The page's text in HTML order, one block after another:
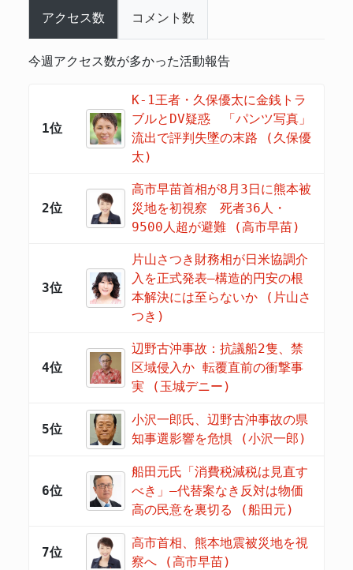
アクセス数 コメント数
今週アクセス数が多かった活動報告
1位
K-1王者・久保優太に金銭トラ
ブルとDV疑惑 「パンツ写真」
流出で評判失墜の末路 (久保優
太)
2位
高市早苗首相が8月3日に熊本被
災地を初視察 死者36人・
9500人超が避難 (高市早苗)
3位
片山さつき財務相が日米協調介
入を正式発表―構造的円安の根
本解決には至らないか (片山さ
つき)
4位
辺野古沖事故：抗議船2隻、禁
区域侵入か 転覆直前の衝撃事
実 (玉城デニー)
5位
小沢一郎氏、辺野古沖事故の県
知事選影響を危惧 (小沢一郎)
6位
船田元氏「消費税減税は見直す
べき」―代替案なき反対は物価
高の民意を裏切る (船田元)
7位
高市首相、熊本地震被災地を視
察へ (高市早苗)